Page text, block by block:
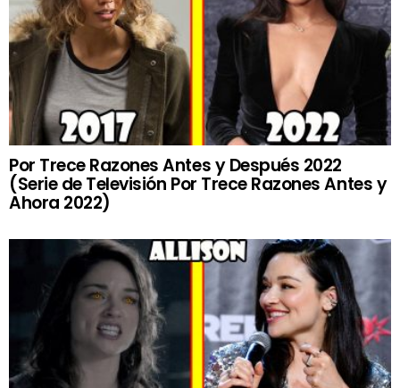
Por Trece Razones Antes y Después 2022
(Serie de Televisión Por Trece Razones Antes y
Ahora 2022)